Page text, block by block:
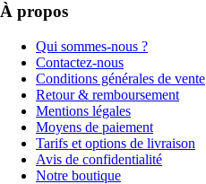
À propos
Qui sommes-nous ?
Contactez-nous
Conditions générales de vente
Retour & remboursement
Mentions légales
Moyens de paiement
Tarifs et options de livraison
Avis de confidentialité
Notre boutique